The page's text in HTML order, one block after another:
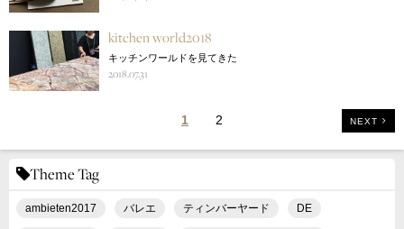
kitchen world2018
キッチンワールドを見てきた
2018.07.31
1 2 NEXT
Theme Tag
ambieten2017 バレエ ティンバーヤード DE